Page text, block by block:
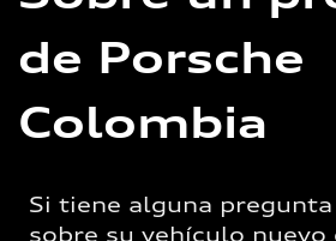
de Porsche
Colombia
Si tiene alguna
sobre su vehículo nuevo